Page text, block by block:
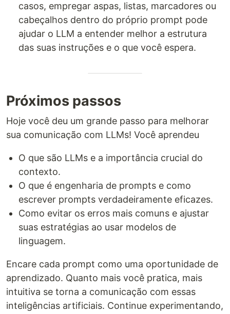
casos, empregar aspas, listas, marcadores ou
cabeçalhos dentro do próprio prompt pode
ajudar o LLM a entender melhor a estrutura
das suas instruções e o que você espera.
Próximos passos
Hoje você deu um grande passo para melhorar
sua comunicação com LLMs! Você aprendeu
O que são LLMs e a importância crucial do
contexto.
O que é engenharia de prompts e como
escrever prompts verdadeiramente eficazes.
Como evitar os erros mais comuns e ajustar
suas estratégias ao usar modelos de
linguagem.
Encare cada prompt como uma oportunidade de
aprendizado. Quanto mais você pratica, mais
intuitiva se torna a comunicação com essas
inteligências artificiais. Continue experimentando,